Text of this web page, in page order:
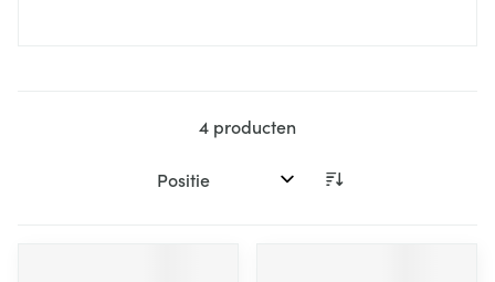
4 producten
Sorteer op: